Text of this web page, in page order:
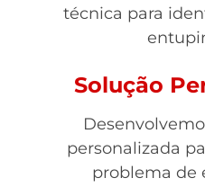
técnica para
Solução
personalizada
problema de